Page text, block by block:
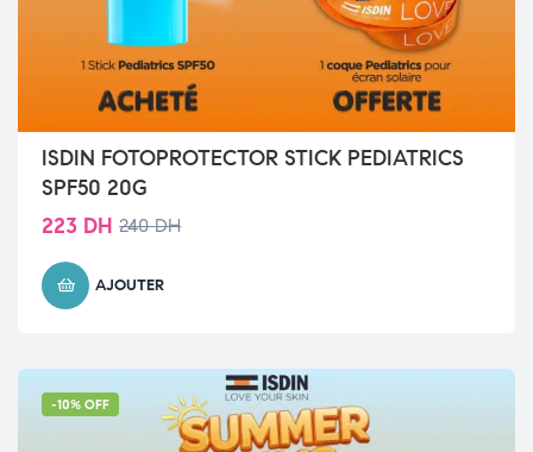
ISDIN FOTOPROTECTOR STICK PEDIATRICS
SPF50 20G
240DH
223 DH
AJOUTER
-10% OFF